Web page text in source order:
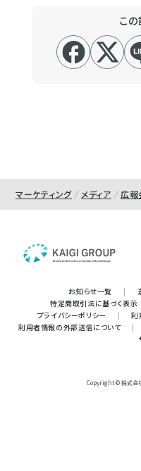
こ
マーケティング メディア 広報
お知らせ一覧 |
特定商取引法に基づく表示
プライバシーポリシー
| 利
利用者情報の外部送信について
|
Copyright © 株式